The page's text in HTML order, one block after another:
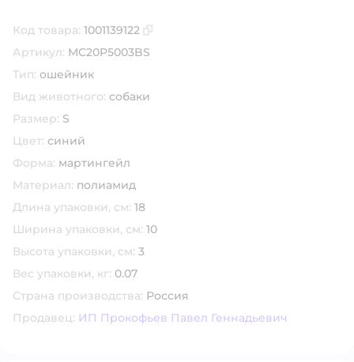
Код товара: 1001139122
Артикул: MC20P5003BS
Тип: ошейник
Вид животного: собаки
Размер: S
Цвет: синий
Форма: мартингейл
Материал: полиамид
Длина упаковки, см: 18
Ширина упаковки, см: 10
Высота упаковки, см: 3
Вес упаковки, кг: 0.07
Страна производства: Россия
Продавец: ИП Прокофьев Павел Геннадьевич